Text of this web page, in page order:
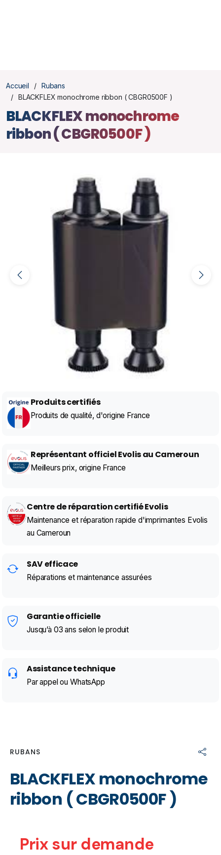
Accueil
Rubans
BLACKFLEX monochrome ribbon ( CBGR0500F )
BLACKFLEX monochrome
ribbon ( CBGR0500F )
Produits certifiés
Produits de qualité, d'origine France
Représentant officiel Evolis au Cameroun
Meilleurs prix, origine France
Centre de réparation certifié Evolis
Maintenance et réparation rapide d'imprimantes Evolis
au Cameroun
SAV efficace
Réparations et maintenance assurées
Garantie officielle
Jusqu’à 03 ans selon le produit
Assistance technique
Par appel ou WhatsApp
RUBANS
BLACKFLEX monochrome
ribbon ( CBGR0500F )
Prix sur demande